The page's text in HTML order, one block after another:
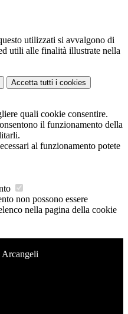
utilizzati si avvalgono di
utili alle finalità illustrate nella
Accetta tutti i cookies
quali cookie consentire.
il funzionamento della
al funzionamento potete
non possono essere
nella pagina della cookie